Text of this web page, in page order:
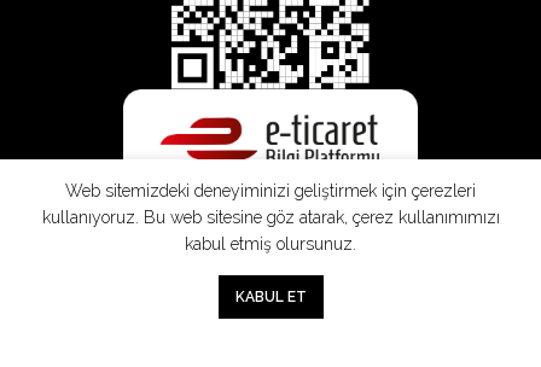
Web sitemizdeki deneyiminizi geliştirmek için çerezleri
kullanıyoruz. Bu web sitesine göz atarak, çerez kullanımımızı
kabul etmiş olursunuz.
KABUL ET
Sepet